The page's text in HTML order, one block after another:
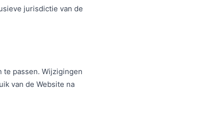
jurisdictie van de
te passen. Wijzigingen
van de Website na